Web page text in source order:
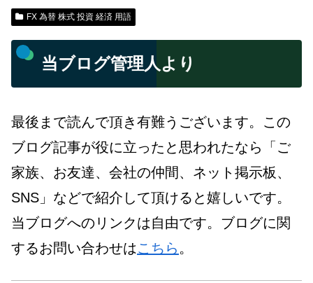
FX 為替 株式 投資 経済 用語
当ブログ管理人より
最後まで読んで頂き有難うございます。この
ブログ記事が役に立ったと思われたなら「ご
家族、お友達、会社の仲間、ネット掲示板、
SNS」などで紹介して頂けると嬉しいです。
当ブログへのリンクは自由です。ブログに関
するお問い合わせはこちら 。